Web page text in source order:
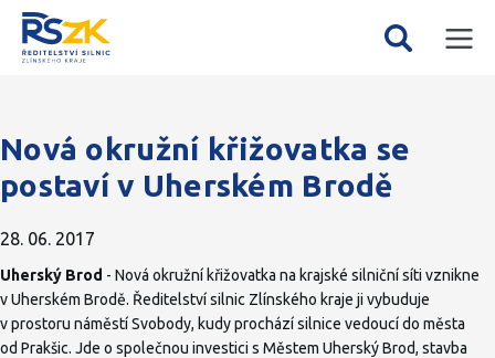
Nová okružní křižovatka se
postaví v Uherském Brodě
28. 06. 2017
Uherský Brod - Nová okružní křižovatka na krajské silniční síti vznikne
v Uherském Brodě. Ředitelství silnic Zlínského kraje ji vybuduje
v prostoru náměstí Svobody, kudy prochází silnice vedoucí do města
od Prakšic. Jde o společnou investici s Městem Uherský Brod, stavba
Vyhledávání
menu